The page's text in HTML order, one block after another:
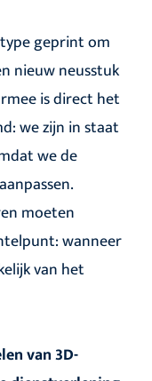
geprint om
nieuw neusstuk
is direct het
we zijn in staat
we de
moeten
wanneer
van het
van 3D-